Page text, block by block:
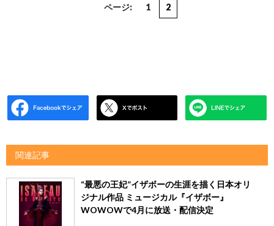
ページ: 1 2
関連記事
“最悪の王妃”イザボーの生涯を描く日本オリ
ジナル作品 ミュージカル『イザボー』
WOWOWで4月に放送・配信決定